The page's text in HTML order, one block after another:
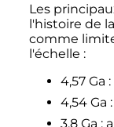
Les
l'histoire de
comme
l'échelle :
4,57 Ga
4,54 Ga
3,8 Ga :